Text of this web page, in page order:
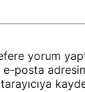
yorum
e-posta